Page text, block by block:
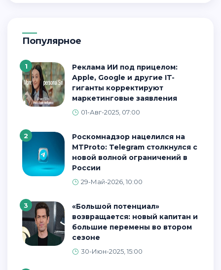
Популярное
1
Реклама ИИ под прицелом:
Apple, Google и другие IT-
гиганты корректируют
маркетинговые заявления
01-Авг-2025, 07:00
2
Роскомнадзор нацелился на
MTProto: Telegram столкнулся с
новой волной ограничений в
России
29-Май-2026, 10:00
3
«Большой потенциал»
возвращается: новый капитан и
большие перемены во втором
сезоне
30-Июн-2025, 15:00